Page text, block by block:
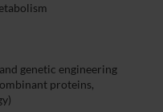
genetic engineering
proteins,